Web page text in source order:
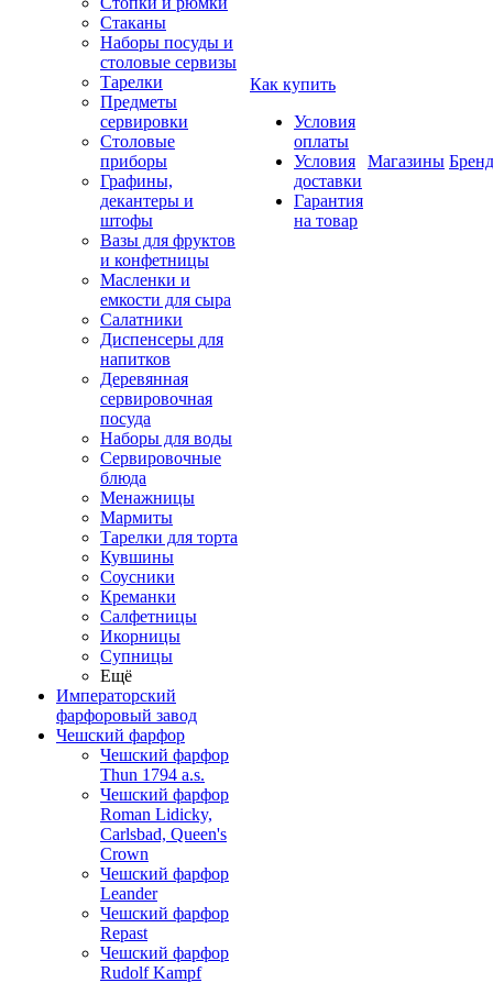
Стаканы
Наборы посуды и
столовые сервизы
Тарелки
Предметы
сервировки
Столовые
приборы
Графины,
декантеры и
штофы
Вазы для фруктов
и конфетницы
Масленки и
емкости для сыра
Салатники
Диспенсеры для
напитков
Деревянная
сервировочная
посуда
Наборы для воды
Сервировочные
блюда
Менажницы
Мармиты
Тарелки для торта
Кувшины
Соусники
Креманки
Салфетницы
Икорницы
Супницы
Ещё
Императорский
фарфоровый завод
Чешский фарфор
Чешский фарфор
Thun 1794 a.s.
Чешский фарфор
Roman Lidicky,
Carlsbad, Queen's
Crown
Чешский фарфор
Leander
Чешский фарфор
Repast
Чешский фарфор
Rudolf Kampf
Как купить
Условия
оплаты
Условия
доставки
Гарантия
на товар
Магазины